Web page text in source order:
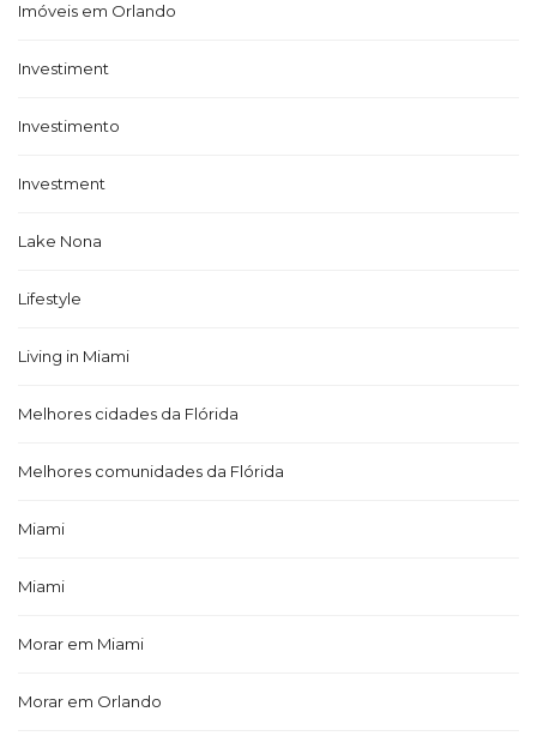
Imóveis em Orlando
Investiment
Investimento
Investment
Lake Nona
Lifestyle
Living in Miami
Melhores cidades da Flórida
Melhores comunidades da Flórida
Miami
Miami
Morar em Miami
Morar em Orlando